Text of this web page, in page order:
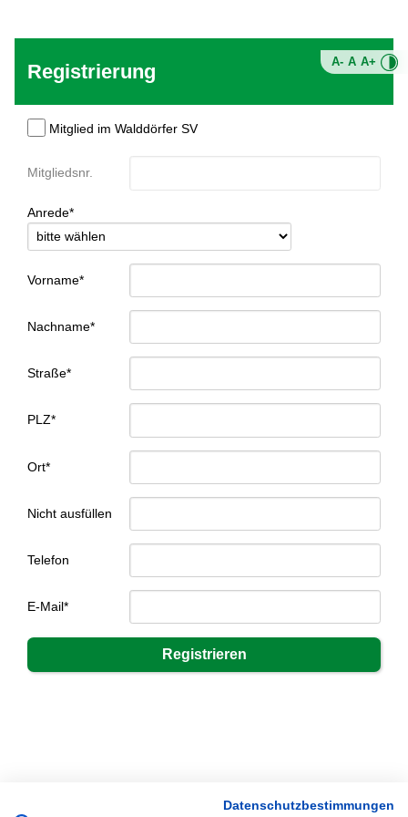
A- A A+
Registrierung
Mitglied im Walddörfer SV
Mitgliedsnr.
Anrede*
Vorname*
Nachname*
Straße*
PLZ*
Ort*
Nicht ausfüllen
Telefon
E-Mail*
Datenschutzbestimmungen